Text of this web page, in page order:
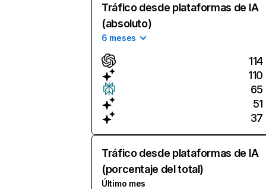
Tráfico desde plataformas de IA
(absoluto)
6 meses
114
110
65
51
37
Tráfico desde plataformas de IA
(porcentaje del total)
Último mes